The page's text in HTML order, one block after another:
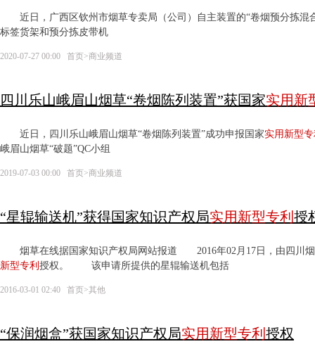
近日，广西区钦州市烟草专卖局（公司）自主装置的“卷烟预分拣混
标签货架和预分拣皮带机
2020-07-27 00:00 首页>商业频道
四川乐山峨眉山烟草“卷烟陈列装置”获国家实用新
近日，四川乐山峨眉山烟草“卷烟陈列装置”成功申报国家实用新型
峨眉山烟草“破题”QC小组
2019-07-03 00:00 首页>商业频道
“星辊输送机”获得国家知识产权局实用新型专利 授
烟草在线据国家知识产权局网站报道 2016年02月17日，由四川烟
新型专利 授权。 该申请所提供的星辊输送机包括
2016-03-01 02:40 首页>其他
“保润烟盒”获国家知识产权局实用新型专利 授权